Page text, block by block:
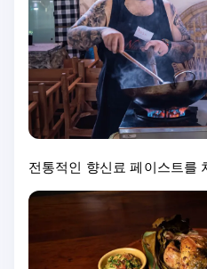
전통적인 향신료 페이스트를